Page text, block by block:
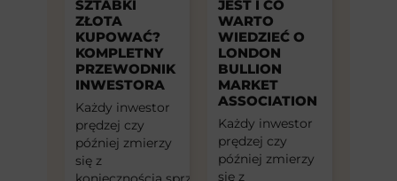
SZTABKI
ZŁOTA
KUPOWAĆ?
KOMPLETNY
PRZEWODNIK
INWESTORA
Każdy inwestor
prędzej czy
później zmierzy
się z
JEST I CO
WARTO
WIEDZIEĆ O
LONDON
BULLION
MARKET
ASSOCIATION
Każdy inwestor
prędzej czy
później zmierzy
się z